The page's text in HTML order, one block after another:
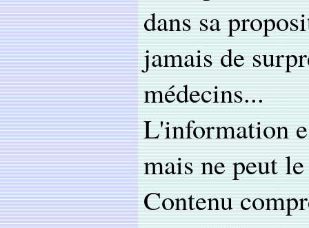
dans sa
jamais de
médecins...
L'information
mais ne peut
Contenu